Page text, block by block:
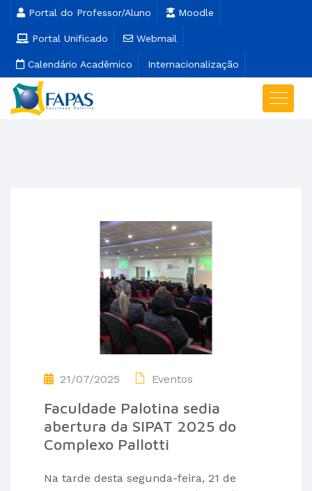
Portal do Professor/Aluno Moodle
Portal Unificado Webmail
Calendário Acadêmico Internacionalização
21/07/2025 Eventos
Faculdade Palotina sedia
abertura da SIPAT 2025 do
Complexo Pallotti
Na tarde desta segunda-feira, 21 de